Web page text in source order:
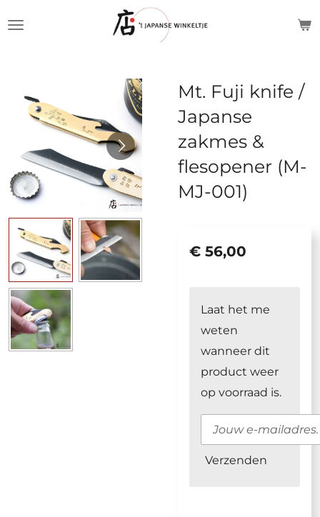
hoofdinhoud
Mt. Fuji knife /
Japanse
zakmes &
flesopener (M-
MJ-001)
€ 56,00
Laat het me
weten
wanneer dit
product weer
op voorraad is.
Verzenden